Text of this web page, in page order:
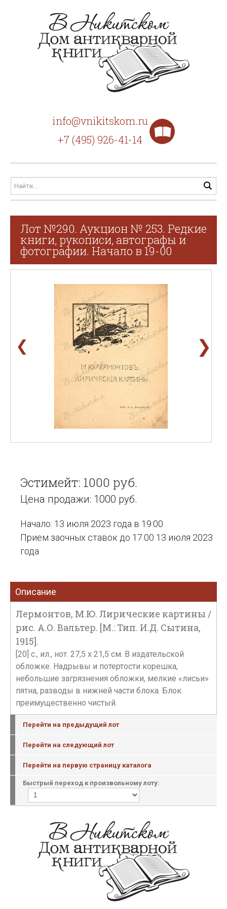
info@vnikitskom.ru
+7 (495) 926-41-14
Лот №290. Аукцион № 253. Редкие
книги, рукописи, автографы и
фотографии. Начало в 19-00
❮ ❯
Эстимейт: 1000 руб.
Цена продажи: 1000 руб.
Начало: 13 июля 2023 года в 19:00
Прием заочных ставок до 17:00 13 июля 2023
года
Описание
Лермонтов, М.Ю. Лирические картины /
рис. А.О. Вальтер. [М.: Тип. И.Д. Сытина,
1915].
[20] с., ил., нот. 27,5 x 21,5 см. В издательской
обложке. Надрывы и потертости корешка,
небольшие загрязнения обложки, мелкие «лисьи»
пятна, разводы в нижней части блока. Блок
преимущественно чистый.
Перейти на предыдущий лот
Перейти на следующий лот
Перейти на первую страницу каталога
Быстрый переход к произвольному лоту: